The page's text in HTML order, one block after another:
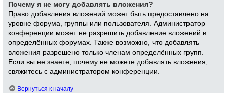
Почему я не могу добавлять вложения?
Право добавления вложений может быть предоставлено на
уровне форума, группы или пользователя. Администратор
конференции может не разрешить добавление вложений в
определённых форумах. Также возможно, что добавлять
вложения разрешено только членам определённых групп.
Если вы не знаете, почему не можете добавлять вложения,
свяжитесь с администратором конференции.
Вернуться к началу